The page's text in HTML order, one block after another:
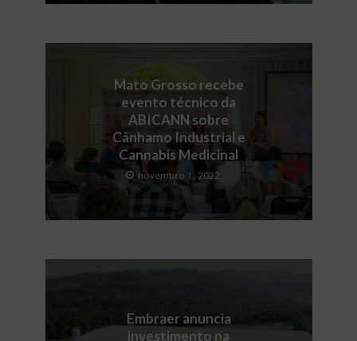
Mato Grosso recebe
evento técnico da
ABICANN sobre
Cânhamo Industrial e
Cannabis Medicinal
novembro 1, 2022
Embraer anuncia
investimento na